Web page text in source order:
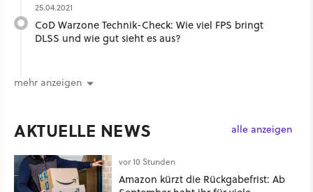
25.04.2021
CoD Warzone Technik-Check: Wie viel FPS bringt
DLSS und wie gut sieht es aus?
mehr anzeigen
AKTUELLE NEWS alle anzeigen
vor 10 Stunden
Amazon kürzt die Rückgabefrist: Ab